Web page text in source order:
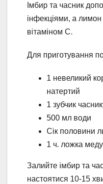
Імбир та часник
інфекціями, а лимон
вітаміном C.
Для приготування
1 невеликий
натертий
1 зубчик
500 мл води
Сік половини
1 ч. ложка
Залийте імбир та
настоятися 10-15